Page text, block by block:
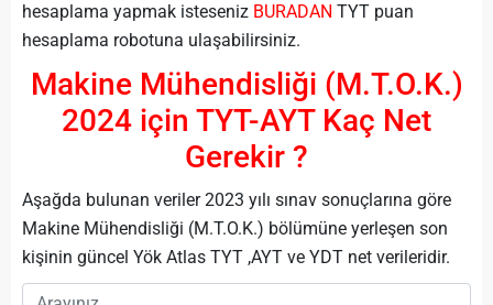
hesaplama yapmak isteseniz BURADAN TYT puan
hesaplama robotuna ulaşabilirsiniz.
Makine Mühendisliği (M.T.O.K.)
2024 için TYT-AYT Kaç Net
Gerekir ?
Aşağda bulunan veriler 2023 yılı sınav sonuçlarına göre
Makine Mühendisliği (M.T.O.K.) bölümüne yerleşen son
kişinin güncel Yök Atlas TYT ,AYT ve YDT net verileridir.